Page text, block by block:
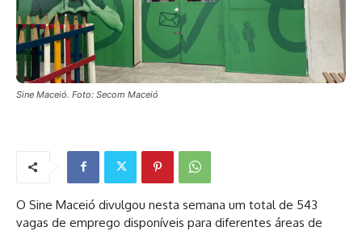
Sine Maceió. Foto: Secom Maceió
O Sine Maceió divulgou nesta semana um total de 543
vagas de emprego disponíveis para diferentes áreas de